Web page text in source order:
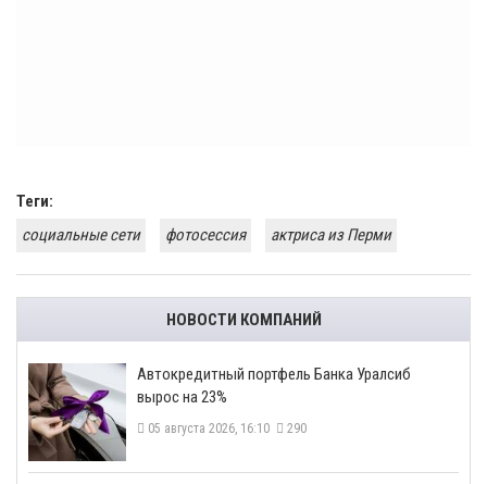
Теги:
социальные сети
фотосессия актриса из Перми
НОВОСТИ КОМПАНИЙ
​Автокредитный портфель Банка Уралсиб
вырос на 23%
05 августа 2026, 16:10 290